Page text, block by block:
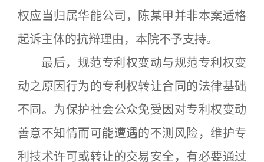
权应当归属华能公司，陈某甲并非本案适格
起诉主体的抗辩理由，本院不予支持。
最后，规范专利权变动与规范专利权变
动之原因行为的专利权转让合同的法律基础
不同。为保护社会公众免受因对专利权变动
善意不知情而可能遭遇的不测风险，维护专
利技术许可或转让的交易安全，有必要通过